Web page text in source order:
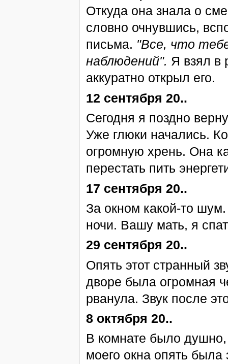
Откуда она знала о
словно очнувшись,
письма. "Все, что
наблюдений". Я взял в
аккуратно открыл его.
12 сентября 20..
Сегодня я поздно
Уже глюки начались.
огромную хрень. Она
перестать пить
17 сентября 20..
За окном какой-то
ночи. Вашу мать, я
29 сентября 20..
Опять этот странный
дворе была огромная
рванула. Звук после
8 октября 20..
В комнате было
моего окна опять